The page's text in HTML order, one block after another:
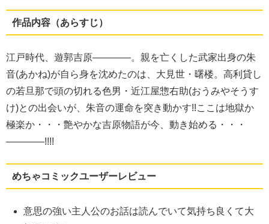
作品内容（あらすじ）
江戸時代、遊郭吉原――――。親を亡くした武家出身の朱
音(あかね)が自ら身を沈めたのは、大見世・曙楼。高利貸し
の若旦那で頭の切れる色男・近江屋惣右助(おうみやそうす
け)との出会いが、朱音の運命を突き動かす!!ここは地獄か
極楽か・・・艶やかな吉原物語が今、動き始める・・・
――――!!!!
めちゃコミックユーザーレビュー
意思の強い主人公のお話は読んでいて気持ち良くて大